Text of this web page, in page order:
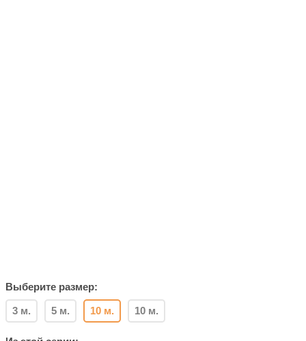
Выберите размер:
3 м. 5 м. 10 м. 10 м.